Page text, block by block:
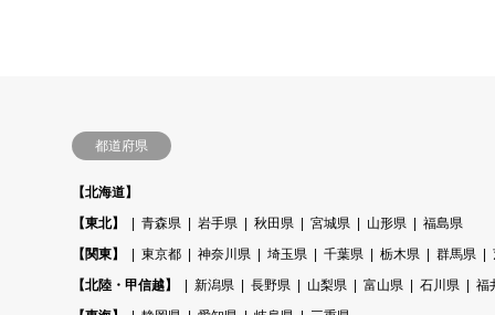
都道府県
【北海道】
【東北】
青森県 岩手県 秋田県 宮城県 山形県
福島県
【関東】
東京都 神奈川県 埼玉県 千葉県 栃木県 群馬県
【北陸・甲信越】
新潟県 長野県 山梨県 富山県 石川県
福